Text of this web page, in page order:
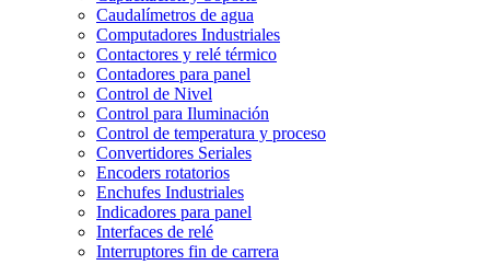
Caudalímetros de agua
Computadores Industriales
Contactores y relé térmico
Contadores para panel
Control de Nivel
Control para Iluminación
Control de temperatura y proceso
Convertidores Seriales
Encoders rotatorios
Enchufes Industriales
Indicadores para panel
Interfaces de relé
Interruptores fin de carrera